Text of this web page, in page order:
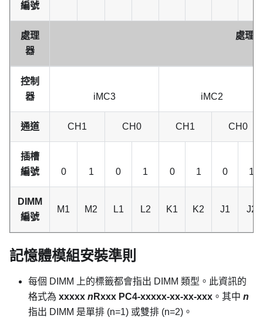
編號
處理
器
處理
控制
器
iMC3 iMC2
通道 CH1 CH0 CH1 CH0
插槽
編號
0 1 0 1 0 1 0 1
DIMM
編號
M1 M2 L1 L2 K1 K2 J1 J2
記憶體模組安裝準則
每個 DIMM 上的標籤都會指出 DIMM 類型。此資訊的
格式為 xxxxx n Rxxx PC4-xxxxx-xx-xx-xxx 。其中 n
指出 DIMM 是單排 (n=1) 或雙排 (n=2)。